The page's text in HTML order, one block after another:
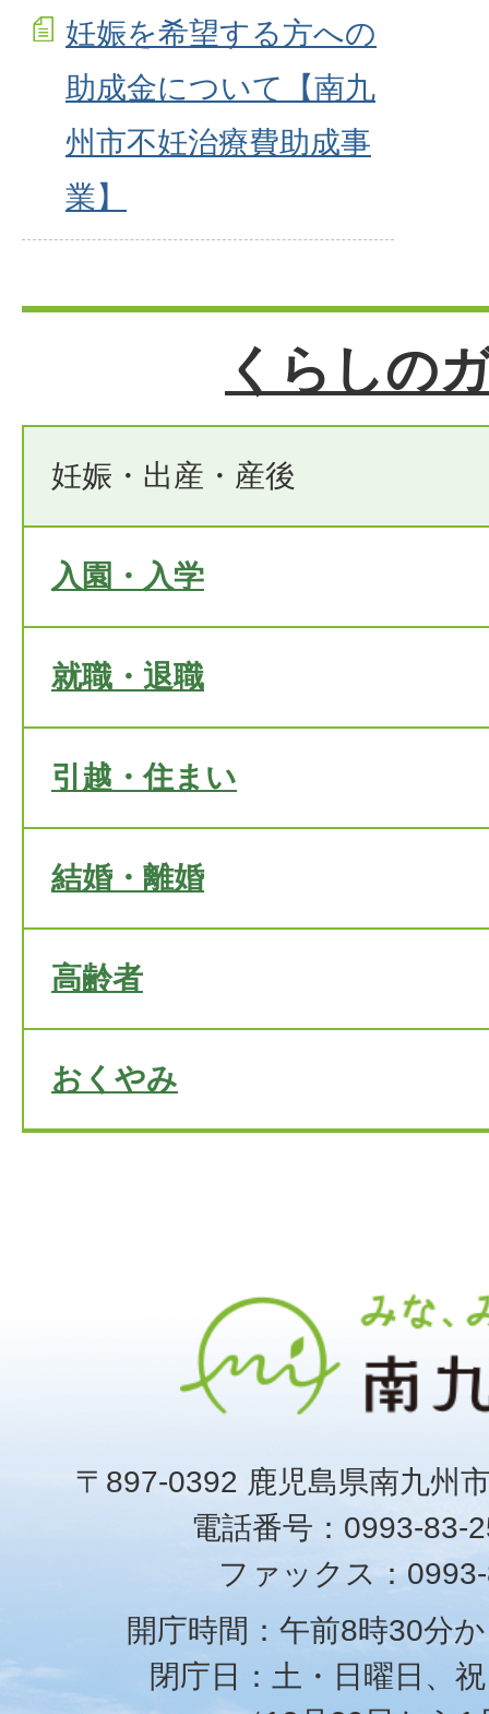
妊娠を希望する方への
助成金について【南九
州市不妊治療費助成事
業】
くらしの
妊娠・出産・産後
入園・入学
就職・退職
引越・住まい
結婚・離婚
高齢者
おくやみ
〒897-0392 鹿児島県南九州
電話番号：0993-83-
ファックス：
開庁時間：午前8時30分
閉庁日：土・日曜日、